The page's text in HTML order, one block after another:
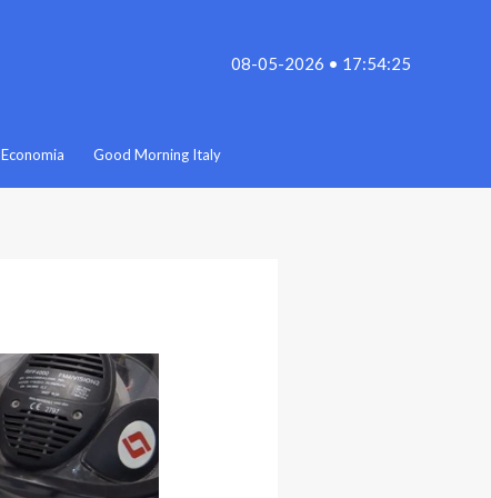
08-05-2026 • 17:54:25
Economia Good Morning Italy